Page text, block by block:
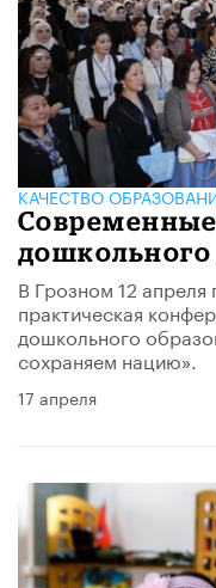
КАЧЕСТВО
дошкольного
В Грозном 12
практическая
дошкольного
сохраняем нацию».
17 апреля